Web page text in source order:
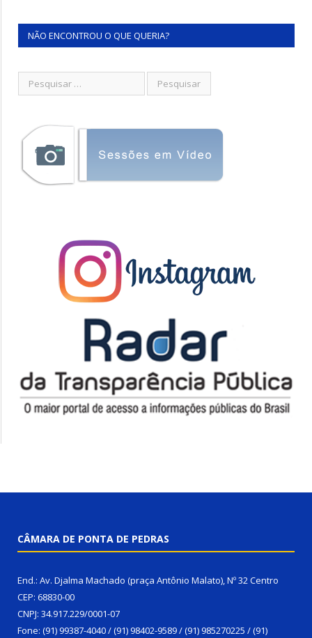
NÃO ENCONTROU O QUE QUERIA?
CÂMARA DE PONTA DE PEDRAS
End.: Av. Djalma Machado (praça Antônio Malato), Nº 32 Centro
CEP: 68830-00
CNPJ: 34.917.229/0001-07
Fone: (91) 99387-4040 / (91) 98402-9589 / (91) 985270225 / (91)